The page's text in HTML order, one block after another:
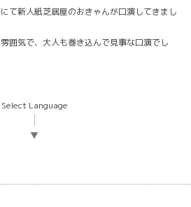
て新人紙芝居屋のおきゃんが口演してきまし
囲気で、大人も巻き込んで見事な口演でし
Select Language
▼